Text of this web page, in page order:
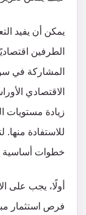
الطرفين
المشاركة في
الاقتصادي
زيادة مستويات
للاستفادة منها.
خطوات أساسية
أولًا، يجب على
فرص استثمار